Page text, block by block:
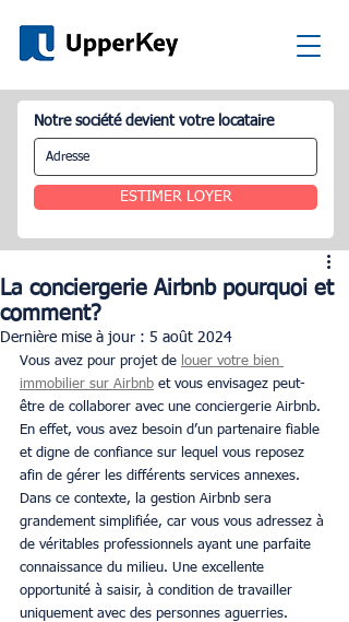
Notre société devient votre locataire
ESTIMER LOYER
La conciergerie Airbnb pourquoi et
comment?
Dernière mise à jour : 5 août 2024
Vous avez pour projet de louer votre bien
immobilier sur Airbnb et vous envisagez peut-
être de collaborer avec une conciergerie Airbnb.
En effet, vous avez besoin d’un partenaire fiable
et digne de confiance sur lequel vous reposez
afin de gérer les différents services annexes.
Dans ce contexte, la gestion Airbnb sera
grandement simplifiée, car vous vous adressez à
de véritables professionnels ayant une parfaite
connaissance du milieu. Une excellente
opportunité à saisir, à condition de travailler
uniquement avec des personnes aguerries.